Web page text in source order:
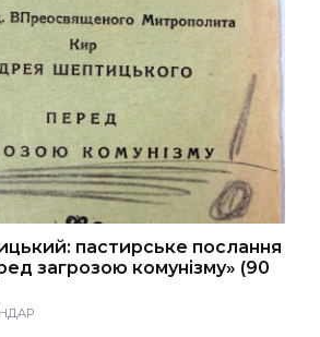
пастирське послання
загрозою комунізму» (90